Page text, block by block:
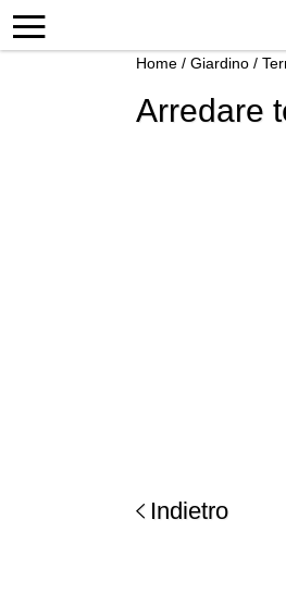
Home / Giardino /
Arredare
Indietro